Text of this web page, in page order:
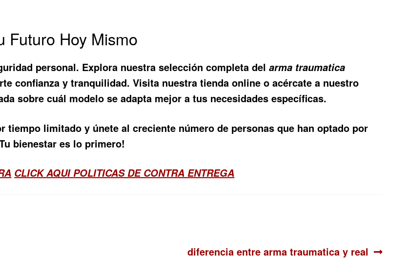
Futuro Hoy Mismo
personal. Explora nuestra selección completa delarma traumatica
confianza y tranquilidad. Visita nuestra tienda online o acércate a nuestro
sobre cuál modelo se adapta mejor a tus necesidades específicas.
limitado y únete al creciente número de personas que han optado por
bienestar es lo primero!
CLICK AQUI POLITICAS DE CONTRA ENTREGA
Siguiente:
diferencia entre arma traumatica y real